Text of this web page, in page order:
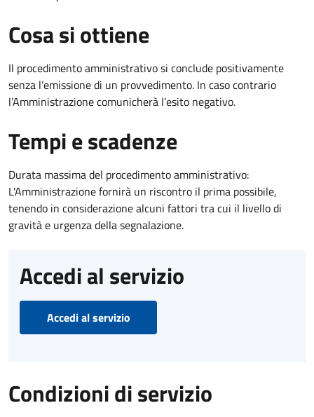
Cosa si ottiene
Il procedimento amministrativo si conclude positivamente
senza l’emissione di un provvedimento. In caso contrario
l’Amministrazione comunicherà l’esito negativo.
Tempi e scadenze
Durata massima del procedimento amministrativo:
L'Amministrazione fornirà un riscontro il prima possibile,
tenendo in considerazione alcuni fattori tra cui il livello di
gravità e urgenza della segnalazione.
Accedi al servizio
Accedi al servizio
Condizioni di servizio